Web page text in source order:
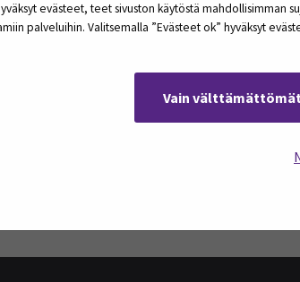
evästeet, teet sivuston käytöstä mahdollisimman
palveluihin. Valitsemalla ”Evästeet ok” hyväksyt
Vain
JA PODCASTEJA
-sivuston artikkeleita ja podcasteja
lähetetään tilaajille kerran